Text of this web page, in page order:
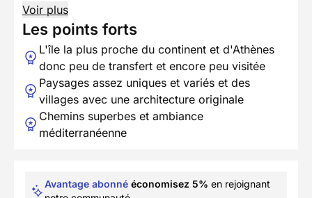
Voir plus
Les points forts
L'île la plus proche du continent et d'Athènes
donc peu de transfert et encore peu visitée
Paysages assez uniques et variés et des
villages avec une architecture originale
Chemins superbes et ambiance
méditerranéenne
Avantage abonné économisez 5% en rejoignant